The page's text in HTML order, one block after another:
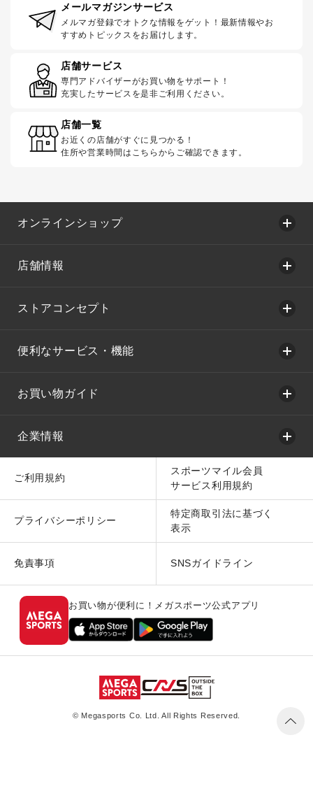
メールマガジンサービス
メルマガ登録でオトクな情報をゲット！最新情報やお
すすめトピックスをお届けします。
店舗サービス
専門アドバイザーがお買い物をサポート！
充実したサービスを是非ご利用ください。
店舗一覧
お近くの店舗がすぐに見つかる！
住所や営業時間はこちらからご確認できます。
オンラインショップ
店舗情報
ストアコンセプト
便利なサービス・機能
お買い物ガイド
企業情報
ご利用規約
スポーツマイル会員
サービス利用規約
プライバシーポリシー
特定商取引法に基づく
表示
免責事項 SNSガイドライン
お買い物が便利に！メガスポーツ公式アプリ
© Megasports Co. Ltd. All Rights Reserved.